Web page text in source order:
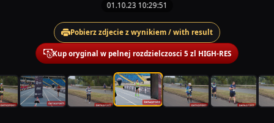
01.10.23 10:29:51
Pobierz zdjecie z wynikiem / with result
Kup oryginal w pelnej rozdzielczosci 5 zl HIGH-RES